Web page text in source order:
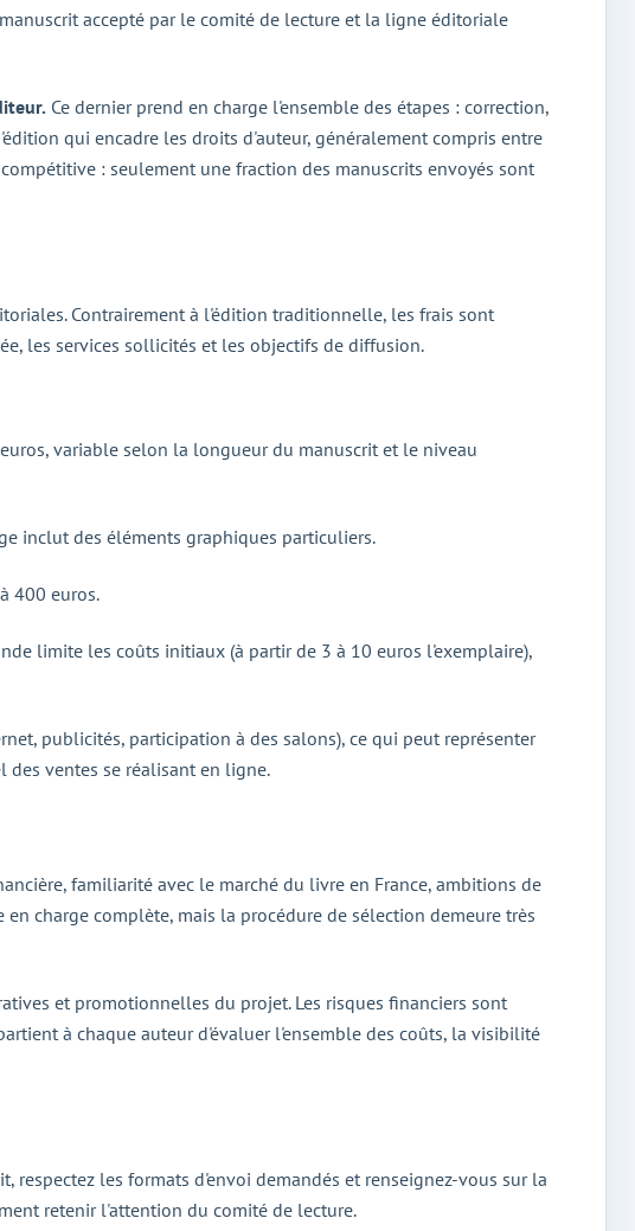
accepté par le comité de lecture et la ligne éditoriale
Ce dernier prend en charge l'ensemble des étapes : correction,
qui encadre les droits d'auteur, généralement compris entre
: seulement une fraction des manuscrits envoyés sont
Contrairement à l'édition traditionnelle, les frais sont
les services sollicités et les objectifs de diffusion.
variable selon la longueur du manuscrit et le niveau
inclut des éléments graphiques particuliers.
400 euros.
limite les coûts initiaux (à partir de 3 à 10 euros l'exemplaire),
publicités, participation à des salons), ce qui peut représenter
des ventes se réalisant en ligne.
familiarité avec le marché du livre en France, ambitions de
charge complète, mais la procédure de sélection demeure très
et promotionnelles du projet. Les risques financiers sont
à chaque auteur d'évaluer l'ensemble des coûts, la visibilité
les formats d'envoi demandés et renseignez-vous sur la
retenir l'attention du comité de lecture.